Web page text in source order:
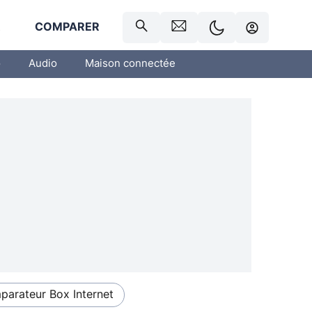
COMPARER
Audio Maison connectée
Box Internet